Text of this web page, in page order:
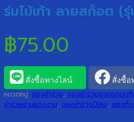
ร่มไม้เท้า ลายสก็อต (รุ่
฿75.00
สั่งซื้อทางไลน์ สั่งซื้อ
หมวดหมู่: ของชำร่วย, ของชำร่วยงานฌาปน
ชำร่วยงานแต่งงาน, ของชำร่วยปีใหม่, ของที่ร